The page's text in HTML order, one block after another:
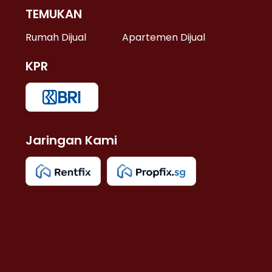
TEMUKAN
Rumah Dijual Apartemen Dijual
KPR
Jaringan Kami